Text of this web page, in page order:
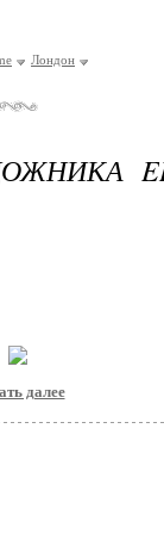
Лондон
далее